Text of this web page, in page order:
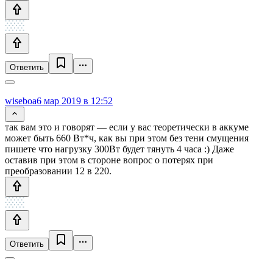
Ответить
wiseboa6 мар 2019 в 12:52
так вам это и говорят — если у вас теоретически в аккуме
может быть 660 Вт*ч, как вы при этом без тени смущения
пишете что нагрузку 300Вт будет тянуть 4 часа :) Даже
оставив при этом в стороне вопрос о потерях при
преобразовании 12 в 220.
Ответить